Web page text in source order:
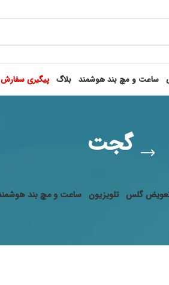
ساعت و مچ بند هوشمند بلاگ پیگیری سفارش
گجت
گلس تلویزیون ساعت و مچ بند